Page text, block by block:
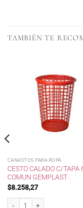
TAMBIÉN TE
CANASTOS PARA ROPA
CESTO CALADO C/TAPA
COMUN GEMPLAST .
$8.258,27